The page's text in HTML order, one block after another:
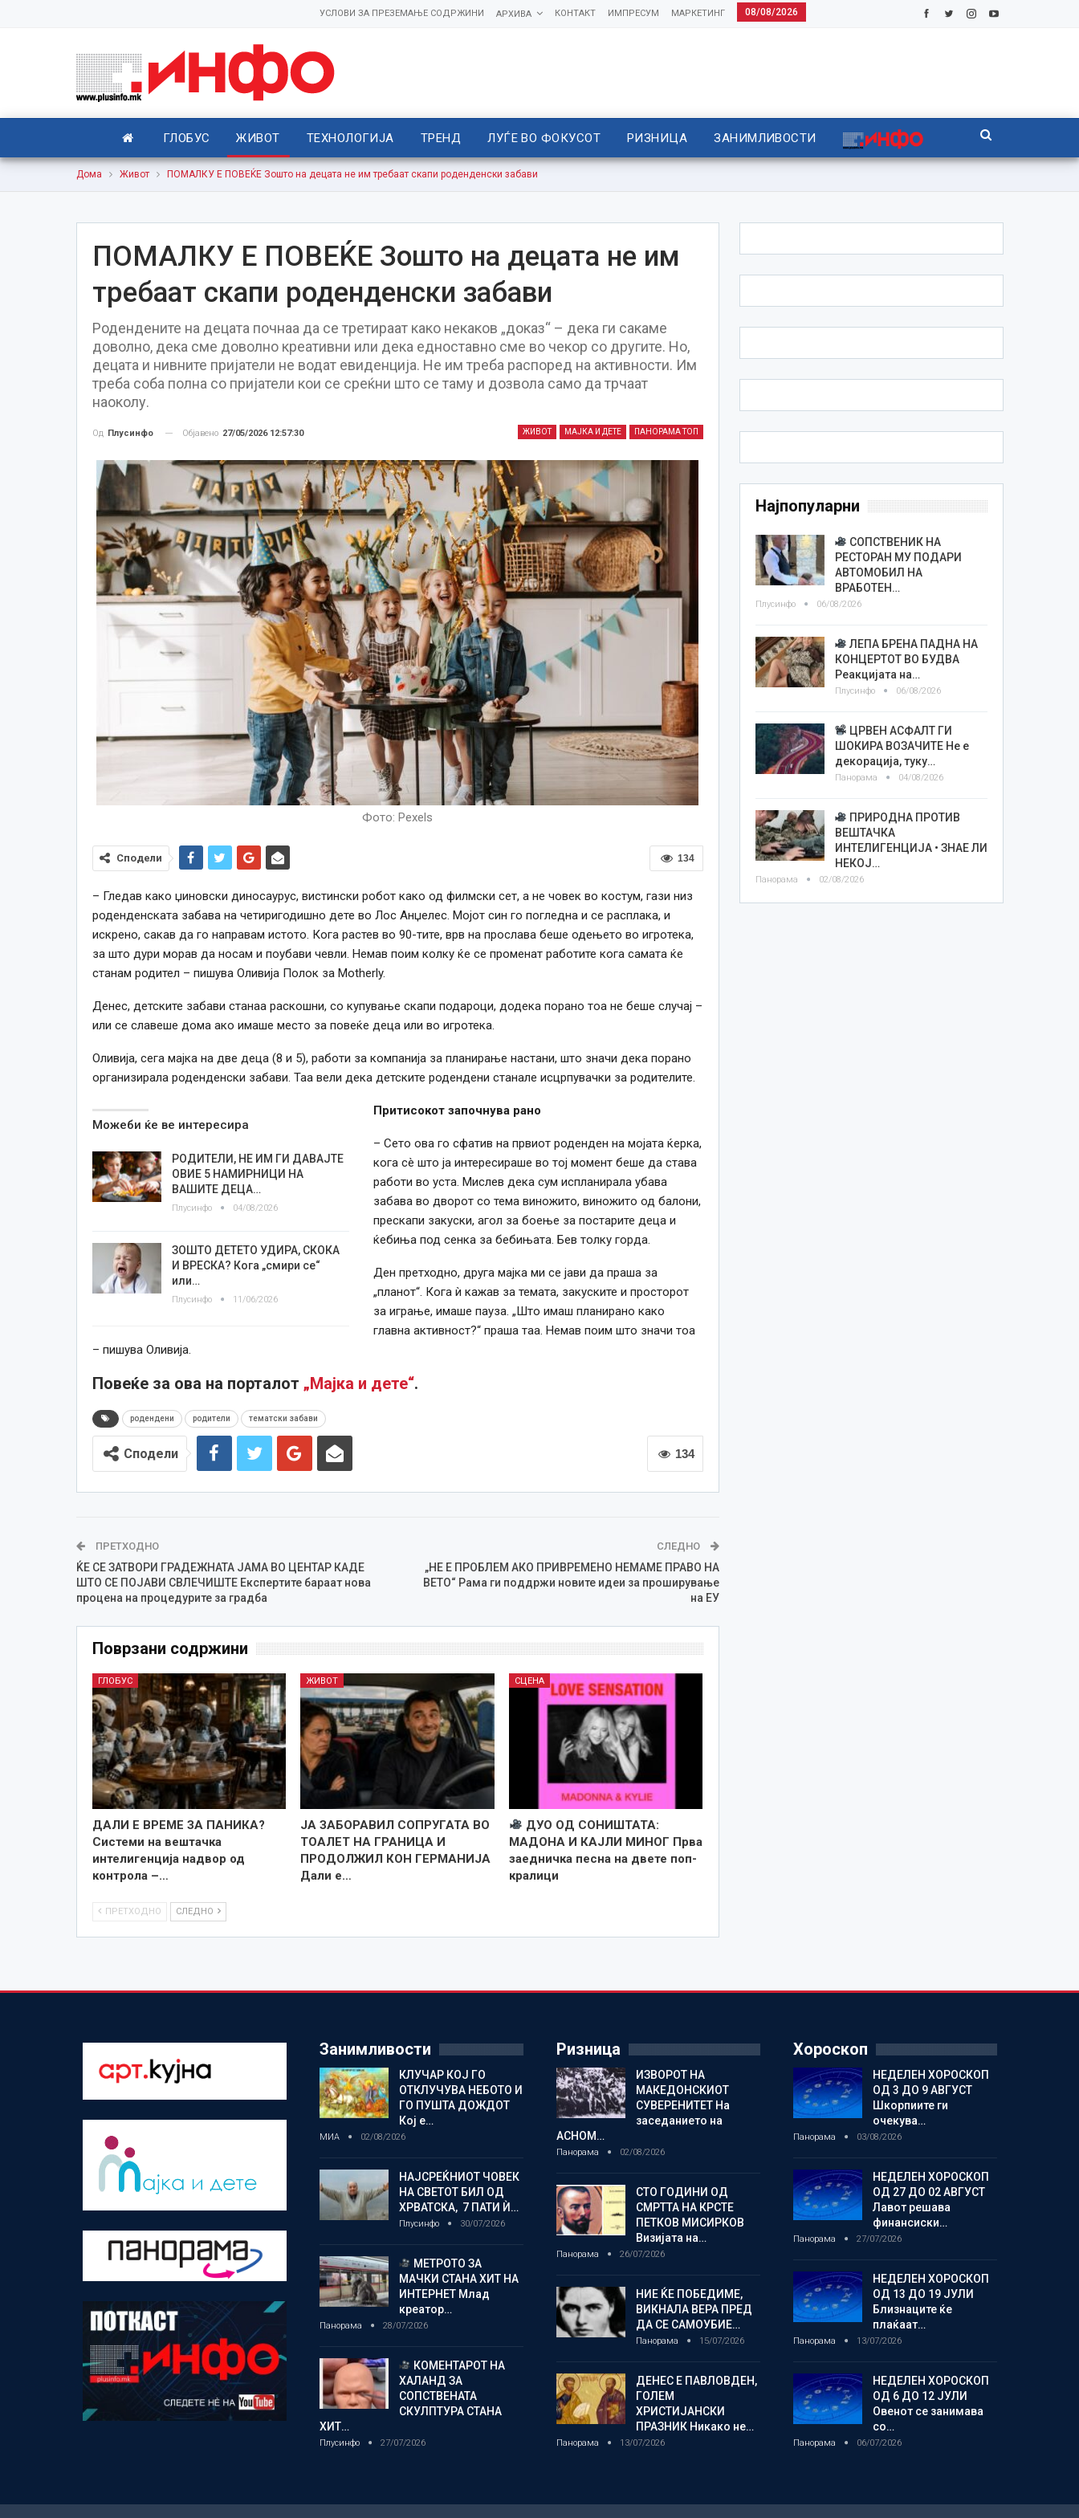
08/08/2026
МАРКЕТИНГ
ИМПРЕСУМ
КОНТАКТ
АРХИВА
УСЛОВИ ЗА ПРЕЗЕМАЊЕ СОДРЖИНИ
ГЛОБУС ЖИВОТ ТЕХНОЛОГИЈА ТРЕНД ЛУЃЕ ВО ФОКУСОТ РИЗНИЦА ЗАНИМЛИВОСТИ
Дома Живот ПОМАЛКУ Е ПОВЕЌЕ Зошто на децата не им требаат скапи роденденски забави
ПОМАЛКУ Е ПОВЕЌЕ Зошто на децата не им
требаат скапи роденденски забави
Родендените на децата почнаа да се третираат како некаков „доказ“ – дека ги сакаме
доволно, дека сме доволно креативни или дека едноставно сме во чекор со другите. Но,
децата и нивните пријатели не водат евиденција. Не им треба распоред на активности. Им
треба соба полна со пријатели кои се среќни што се таму и дозвола само да трчаат
наоколу.
ЖИВОТ МАЈКА И ДЕТЕ ПАНОРАМА ТОП
Од Плусинфо Објавено 27/05/2026 12:57:30
Фото: Pexels
134
Сподели
– Гледав како џиновски диносаурус, вистински робот како од филмски сет, а не човек во костум, гази низ
роденденската забава на четиригодишно дете во Лос Анџелес. Мојот син го погледна и се расплака, и
искрено, сакав да го направам истото. Кога растев во 90-тите, врв на прослава беше одењето во игротека,
за што дури морав да носам и поубави чевли. Немав поим колку ќе се променат работите кога самата ќе
станам родител – пишува Оливија Полок за Motherly.
Денес, детските забави станаа раскошни, со купување скапи подароци, додека порано тоа не беше случај –
или се славеше дома ако имаше место за повеќе деца или во игротека.
Оливија, сега мајка на две деца (8 и 5), работи за компанија за планирање настани, што значи дека порано
организирала роденденски забави. Таа вели дека детските родендени станале исцрпувачки за родителите.
Можеби ќе ве интересира
РОДИТЕЛИ, НЕ ИМ ГИ ДАВАЈТЕ
ОВИЕ 5 НАМИРНИЦИ НА
ВАШИТЕ ДЕЦА…
Плусинфо 04/08/2026
ЗОШТО ДЕТЕТО УДИРА, СКОКА
И ВРЕСКА? Кога „смири се“
или…
Плусинфо 11/06/2026
Притисокот започнува рано
– Сето ова го сфатив на првиот роденден на мојата ќерка,
кога сè што ја интересираше во тој момент беше да става
работи во уста. Мислев дека сум испланирала убава
забава во дворот со тема виножито, виножито од балони,
прескапи закуски, агол за боење за постарите деца и
ќебиња под сенка за бебињата. Бев толку горда.
Ден претходно, друга мајка ми се јави да праша за
„планот“. Кога ѝ кажав за темата, закуските и просторот
за играње, имаше пауза. „Што имаш планирано како
главна активност?“ праша таа. Немав поим што значи тоа
– пишува Оливија.
Повеќе за ова на порталот „Мајка и дете“.
родендени родители тематски забави
134
Сподели
ПРЕТХОДНО
ЌЕ СЕ ЗАТВОРИ ГРАДЕЖНАТА ЈАМА ВО ЦЕНТАР КАДЕ
ШТО СЕ ПОЈАВИ СВЛЕЧИШТЕ Експертите бараат нова
процена на процедурите за градба
СЛЕДНО
„НЕ Е ПРОБЛЕМ АКО ПРИВРЕМЕНО НЕМАМЕ ПРАВО НА
ВЕТО“ Рама ги поддржи новите идеи за проширување
на ЕУ
Поврзани содржини
ГЛОБУС
ДАЛИ Е ВРЕМЕ ЗА ПАНИКА?
Системи на вештачка
интелигенција надвор од
контрола –…
ЖИВОТ
ЈА ЗАБОРАВИЛ СОПРУГАТА ВО
ТОАЛЕТ НА ГРАНИЦА И
ПРОДОЛЖИЛ КОН ГЕРМАНИЈА
Дали е…
СЦЕНА
ДУО ОД СОНИШТАТА:
МАДОНА И КАЈЛИ МИНОГ Прва
заедничка песна на двете поп-
кралици
ПРЕТХОДНО СЛЕДНО
Најпопуларни
СОПСТВЕНИК НА
РЕСТОРАН МУ ПОДАРИ
АВТОМОБИЛ НА
ВРАБОТЕН…
Плусинфо 06/08/2026
ЛЕПА БРЕНА ПАДНА НА
КОНЦЕРТОТ ВО БУДВА
Реакцијата на…
Плусинфо 06/08/2026
ЦРВЕН АСФАЛТ ГИ
ШОКИРА ВОЗАЧИТЕ Не е
декорација, туку…
Панорама 04/08/2026
ПРИРОДНА ПРОТИВ
ВЕШТАЧКА
ИНТЕЛИГЕНЦИЈА • ЗНАЕ ЛИ
НЕКОЈ…
Панорама 02/08/2026
Занимливости
КЛУЧАР КОЈ ГО
ОТКЛУЧУВА НЕБОТО И
ГО ПУШТА ДОЖДОТ
Кој е…
МИА 02/08/2026
НАЈСРЕЌНИОТ ЧОВЕК
НА СВЕТОТ БИЛ ОД
ХРВАТСКА, 7 ПАТИ Ѝ…
Плусинфо 30/07/2026
МЕТРОТО ЗА
МАЧКИ СТАНА ХИТ НА
ИНТЕРНЕТ Млад
креатор…
Панорама 28/07/2026
КОМЕНТАРОТ НА
ХАЛАНД ЗА
СОПСТВЕНАТА
СКУЛПТУРА СТАНА
ХИТ…
Плусинфо 27/07/2026
Ризница
ИЗВОРОТ НА
МАКЕДОНСКИОТ
СУВЕРЕНИТЕТ На
заседанието на
АСНОМ…
Панорама 02/08/2026
СТО ГОДИНИ ОД
СМРТТА НА КРСТЕ
ПЕТКОВ МИСИРКОВ
Визијата на…
Панорама 26/07/2026
НИЕ ЌЕ ПОБЕДИМЕ,
ВИКНАЛА ВЕРА ПРЕД
ДА СЕ САМОУБИЕ…
Панорама 15/07/2026
ДЕНЕС Е ПАВЛОВДЕН,
ГОЛЕМ
ХРИСТИЈАНСКИ
ПРАЗНИК Никако не…
Панорама 13/07/2026
Хороскоп
НЕДЕЛЕН ХОРОСКОП
ОД 3 ДО 9 АВГУСТ
Шкорпиите ги
очекува…
Панорама 03/08/2026
НЕДЕЛЕН ХОРОСКОП
ОД 27 ДО 02 АВГУСТ
Лавот решава
финансиски…
Панорама 27/07/2026
НЕДЕЛЕН ХОРОСКОП
ОД 13 ДО 19 ЈУЛИ
Близнаците ќе
плаќаат…
Панорама 13/07/2026
НЕДЕЛЕН ХОРОСКОП
ОД 6 ДО 12 ЈУЛИ
Овенот се занимава
со…
Панорама 06/07/2026